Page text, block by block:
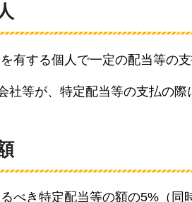
有する個人で一定の配当等の
社等が、特定配当等の支払の際
べき特定配当等の額の5%（